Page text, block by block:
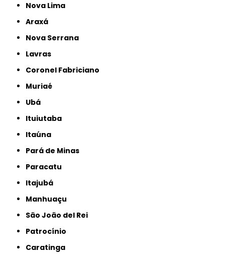
Nova Lima
Araxá
Nova Serrana
Lavras
Coronel Fabriciano
Muriaé
Ubá
Ituiutaba
Itaúna
Pará de Minas
Paracatu
Itajubá
Manhuaçu
São João del Rei
Patrocínio
Caratinga